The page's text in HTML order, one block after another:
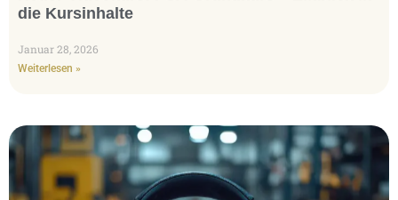
die Kursinhalte
Januar 28, 2026
Weiterlesen »